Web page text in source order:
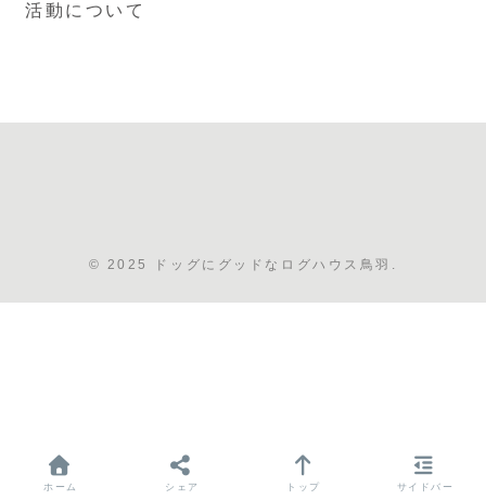
活動について
© 2025 ドッグにグッドなログハウス鳥羽.
ホーム シェア トップ サイドバー